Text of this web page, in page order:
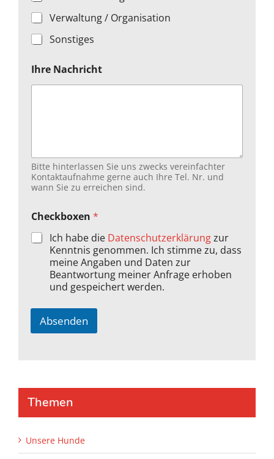
Verwaltung / Organisation
Sonstiges
Ihre Nachricht
Bitte hinterlassen Sie uns zwecks vereinfachter
Kontaktaufnahme gerne auch Ihre Tel. Nr. und
wann Sie zu erreichen sind.
Checkboxen *
Ich habe die Datenschutzerklärungzur
Kenntnis genommen. Ich stimme zu, dass
meine Angaben und Daten zur
Beantwortung meiner Anfrage erhoben
und gespeichert werden.
Absenden
r
t
i
Themen
Unsere Hunde